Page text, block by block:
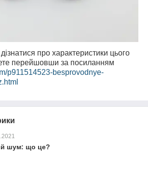
про характеристики цього
перейшовши за посиланням
p911514523-besprovodnye-
шум: що це?